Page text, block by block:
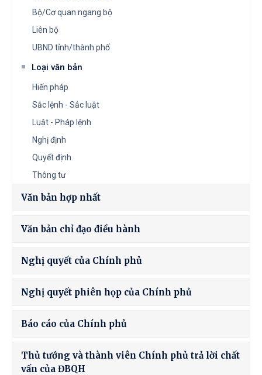
Bộ/Cơ quan ngang bộ
Liên bộ
UBND tỉnh/thành phố
Loại văn bản
Hiến pháp
Sắc lệnh - Sắc luật
Luật - Pháp lệnh
Nghị định
Quyết định
Thông tư
Văn bản hợp nhất
Văn bản chỉ đạo điều hành
Nghị quyết của Chính phủ
Nghị quyết phiên họp của Chính phủ
Báo cáo của Chính phủ
Thủ tướng và thành viên Chính phủ trả lời chất
vấn của ĐBQH